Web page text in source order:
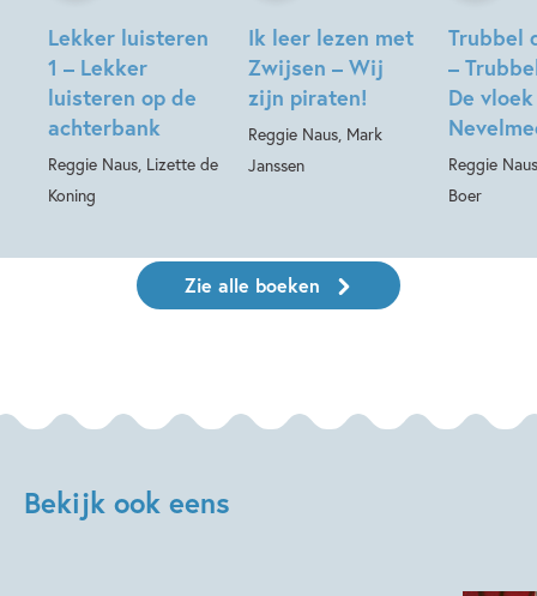
Lekker luisteren
1 – Lekker
luisteren op de
achterbank
Reggie Naus, Lizette de
Koning
Ik leer lezen met
Zwijsen – Wij
zijn piraten!
Reggie Naus, Mark
Janssen
Trubbel
–
De
Reggie
Boer
Zie alle boeken
Bekijk ook eens